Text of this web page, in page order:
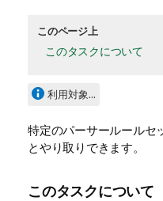
このページ上
このタスクについて
利用対象...
特定のパーサールールセ
とやり取りできます。
このタスクについて